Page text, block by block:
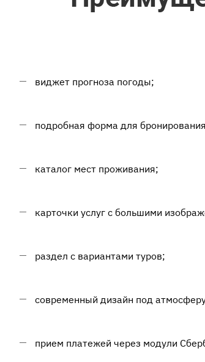
виджет прогноза погоды;
подробная форма для
каталог мест проживания;
карточки услуг с большими
раздел с вариантами туров;
современный дизайн под
прием платежей через модули